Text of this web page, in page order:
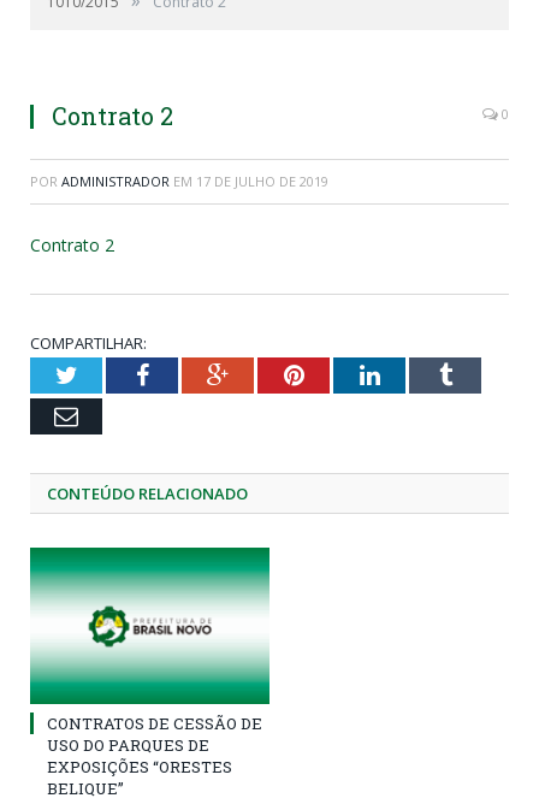
Contrato 2 0
POR ADMINISTRADOR EM 17 DE JULHO DE 2019
Contrato 2
COMPARTILHAR:
TwitterFacebookGoogle+PinterestLinkedInTumblr
Email
CONTEÚDO RELACIONADO
CONTRATOS DE CESSÃO DE
USO DO PARQUES DE
EXPOSIÇÕES “ORESTES
BELIQUE”